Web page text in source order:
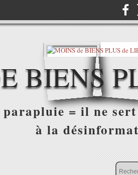
BIENS
= il ne
à la